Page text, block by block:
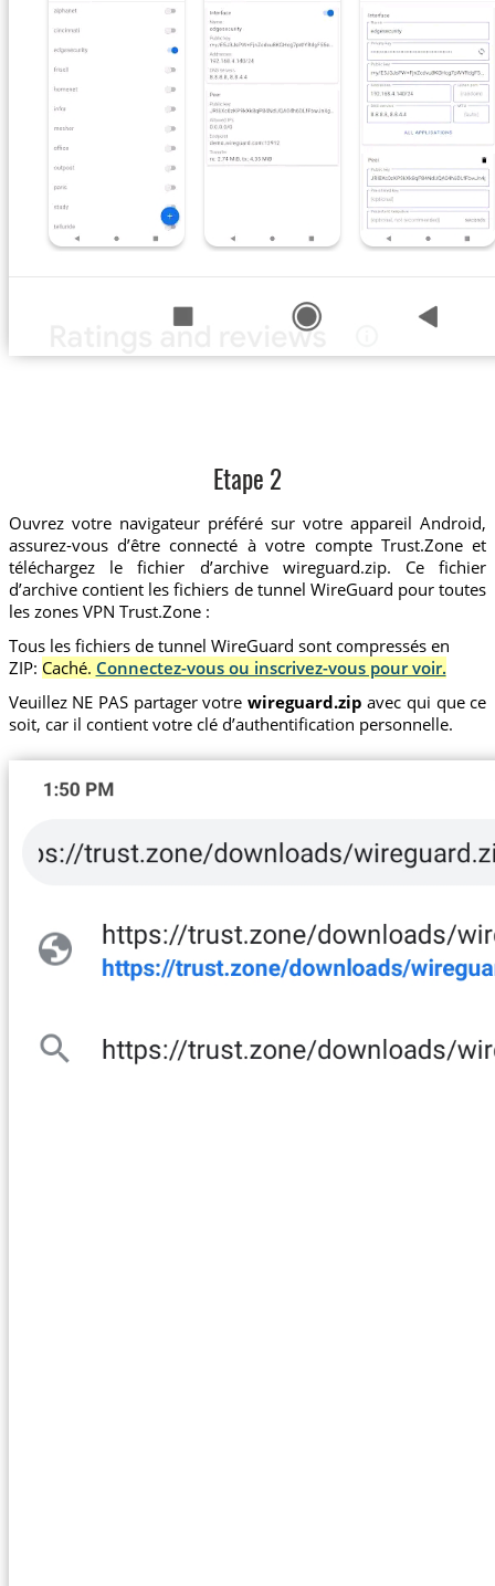
Etape 2
Ouvrez votre navigateur préféré sur votre appareil Android,
assurez-vous d’être connecté à votre compte Trust.Zone et
téléchargez le fichier d’archive wireguard.zip. Ce fichier
d’archive contient les fichiers de tunnel WireGuard pour toutes
les zones VPN Trust.Zone :
Tous les fichiers de tunnel WireGuard sont compressés en
ZIP: Caché. Connectez-vous ou inscrivez-vous pour voir.
Veuillez NE PAS partager votre wireguard.zip avec qui que ce
soit, car il contient votre clé d’authentification personnelle.